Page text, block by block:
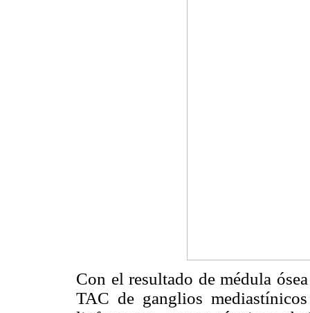
Con el resultado de médula
TAC de ganglios